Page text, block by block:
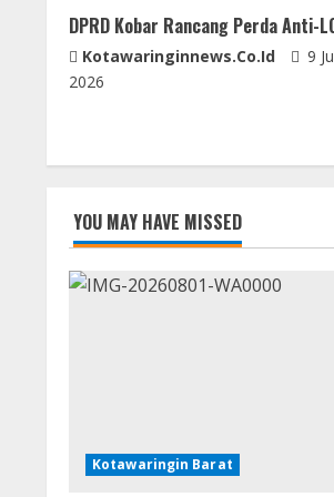
a
d
n
DPRD Kobar Rancang Perda Anti-
Kotawaringinnews.co.id
9
2026
YOU MAY HAVE MISSED
Kotawaringin Barat